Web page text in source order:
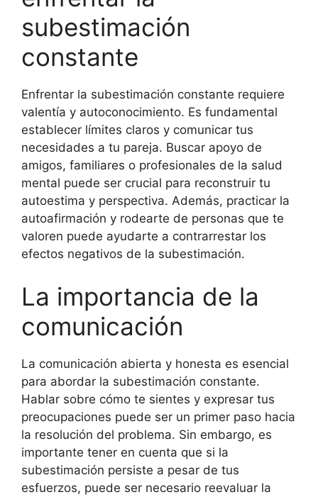
subestimación
constante
Enfrentar la subestimación constante requiere
valentía y autoconocimiento. Es fundamental
establecer límites claros y comunicar tus
necesidades a tu pareja. Buscar apoyo de
amigos, familiares o profesionales de la salud
mental puede ser crucial para reconstruir tu
autoestima y perspectiva. Además, practicar la
autoafirmación y rodearte de personas que te
valoren puede ayudarte a contrarrestar los
efectos negativos de la subestimación.
La importancia de la
comunicación
La comunicación abierta y honesta es esencial
para abordar la subestimación constante.
Hablar sobre cómo te sientes y expresar tus
preocupaciones puede ser un primer paso hacia
la resolución del problema. Sin embargo, es
importante tener en cuenta que si la
subestimación persiste a pesar de tus
esfuerzos, puede ser necesario reevaluar la